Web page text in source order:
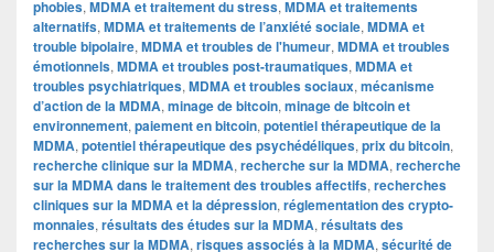
phobies, MDMA et traitement du stress, MDMA et traitements
alternatifs, MDMA et traitements de l’anxiété sociale, MDMA et
trouble bipolaire, MDMA et troubles de l'humeur, MDMA et troubles
émotionnels, MDMA et troubles post-traumatiques, MDMA et
troubles psychiatriques, MDMA et troubles sociaux, mécanisme
d’action de la MDMA, minage de bitcoin, minage de bitcoin et
environnement, paiement en bitcoin, potentiel thérapeutique de la
MDMA, potentiel thérapeutique des psychédéliques, prix du bitcoin,
recherche clinique sur la MDMA, recherche sur la MDMA, recherche
sur la MDMA dans le traitement des troubles affectifs, recherches
cliniques sur la MDMA et la dépression, réglementation des crypto-
monnaies, résultats des études sur la MDMA, résultats des
recherches sur la MDMA, risques associés à la MDMA, sécurité de